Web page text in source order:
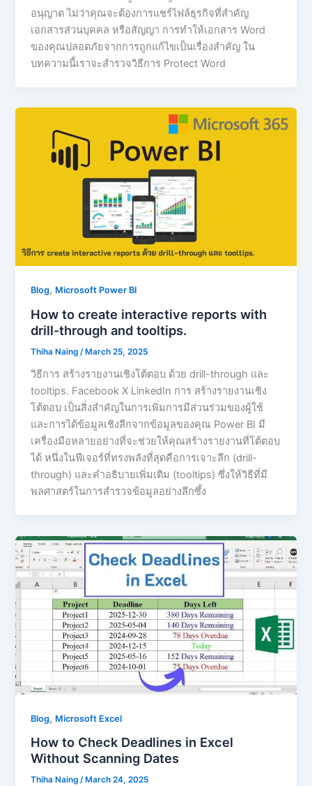
อนุญาต ไม่ว่าคุณจะต้องการแชร์ไฟล์ธุรกิจที่สำคัญ
เอกสารส่วนบุคคล หรือสัญญา การทำให้เอกสาร Word
ของคุณปลอดภัยจากการถูกแก้ไขเป็นเรื่องสำคัญ ใน
บทความนี้เราจะสำรวจวิธีการ Protect Word
Blog, Microsoft Power BI
How to create interactive reports with
drill-through and tooltips.
Thiha Naing /March 25, 2025
วิธีการ สร้างรายงานเชิงโต้ตอบ ด้วย drill-through และ
tooltips. Facebook X LinkedIn การ สร้างรายงานเชิง
โต้ตอบ เป็นสิ่งสำคัญในการเพิ่มการมีส่วนร่วมของผู้ใช้
และการได้ข้อมูลเชิงลึกจากข้อมูลของคุณ Power BI มี
เครื่องมือหลายอย่างที่จะช่วยให้คุณสร้างรายงานที่โต้ตอบ
ได้ หนึ่งในฟีเจอร์ที่ทรงพลังที่สุดคือการเจาะลึก (drill-
through) และคำอธิบายเพิ่มเติม (tooltips) ซึ่งให้วิธีที่มี
พลศาสตร์ในการสำรวจข้อมูลอย่างลึกซึ้ง
Blog, Microsoft Excel
How to Check Deadlines in Excel
Without Scanning Dates
Thiha Naing/ March 24, 2025